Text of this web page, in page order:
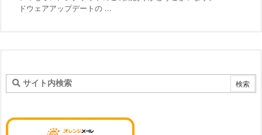
ドウェアアップデートの ...